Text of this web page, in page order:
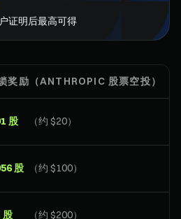
证明后最高可得
奖励（ANTHROPIC 股票空投）
股 （约 $20）
股 （约 $100）
股 （约 $200）